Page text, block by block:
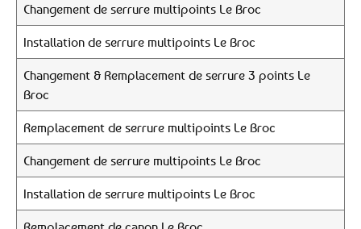
Changement de serrure multipoints Le Broc
Installation de serrure multipoints Le Broc
Changement & Remplacement de serrure 3 points Le
Broc
Remplacement de serrure multipoints Le Broc
Changement de serrure multipoints Le Broc
Installation de serrure multipoints Le Broc